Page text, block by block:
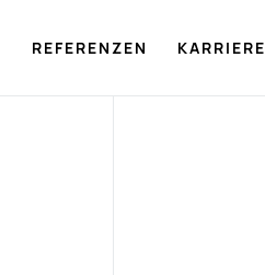
REFERENZEN KARRIERE